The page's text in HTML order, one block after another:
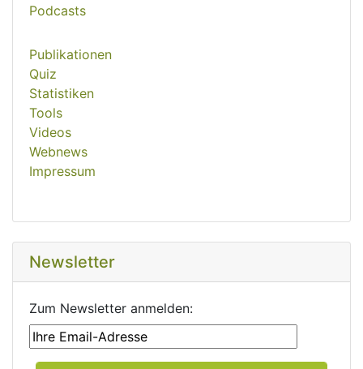
Podcasts
Publikationen
Quiz
Statistiken
Tools
Videos
Webnews
Impressum
Newsletter
Zum Newsletter anmelden: